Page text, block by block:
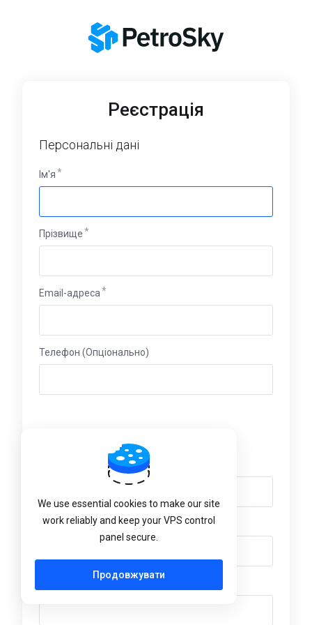
Реєстрація
Персональні дані
Ім'я
Прізвище
Email-адреса
Телефон (Опціонально)
Компанія (Опціонально)
Вулиця, адреса (Опціонально)
Вулиця, адреса 2 (Опціонально)
We use essential cookies to make our site
work reliably and keep your VPS control
panel secure.
Продовжувати